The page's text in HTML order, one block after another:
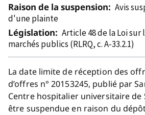
Raison de la suspension: Avis
d'une plainte
Législation: Article 48 de la Loi sur
marchés publics (RLRQ, c. A-33.2.1)
La date limite de réception des
d’offres n° 20153245, publié par
Centre hospitalier universitaire
être suspendue en raison du